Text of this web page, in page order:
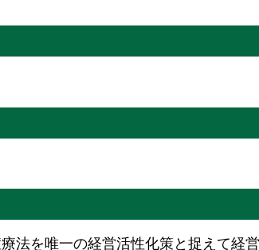
を唯一の経営活性化策と捉えて経